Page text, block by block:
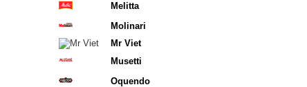
Melitta
Molinari
Mr Viet
Musetti
Oquendo